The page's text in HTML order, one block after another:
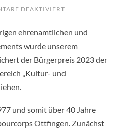
DEAKTIVIERT
FÜR
ANSGAR
ehrenamtlichen und
wurde unserem
der Bürgerpreis 2023 der
„Kultur- und
und somit über 40 Jahre
Ottfingen. Zunächst